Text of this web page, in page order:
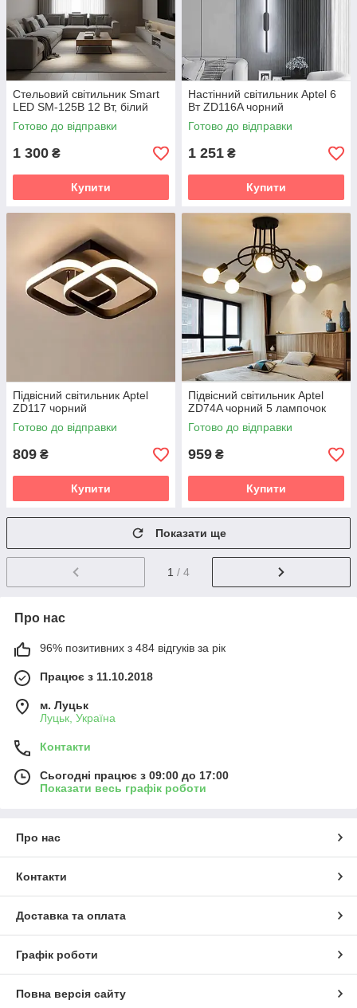
Стельовий світильник Smart
LED SM-125B 12 Вт, білий
Готово до відправки
1 300 ₴
Купити
Настінний світильник Aptel 6
Вт ZD116A чорний
Готово до відправки
1 251 ₴
Купити
Підвісний світильник Aptel
ZD117 чорний
Готово до відправки
809 ₴
Купити
Підвісний світильник Aptel
ZD74A чорний 5 лампочок
Готово до відправки
959 ₴
Купити
Показати ще
1 / 4
Про нас
96% позитивних з 484 відгуків за рік
Працює з 11.10.2018
м. Луцьк
Луцьк, Україна
Контакти
Сьогодні працює з 09:00 до 17:00
Показати весь графік роботи
Про нас
Контакти
Доставка та оплата
Графік роботи
Повна версія сайту